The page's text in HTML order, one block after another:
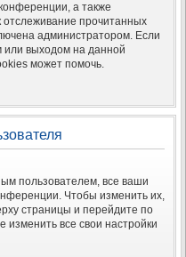
а также
отслеживание прочитанных
администратором. Если
или выходом на данной
может помочь.
пользователем, все ваши
Чтобы изменить их,
страницы и перейдите по
изменить все свои настройки